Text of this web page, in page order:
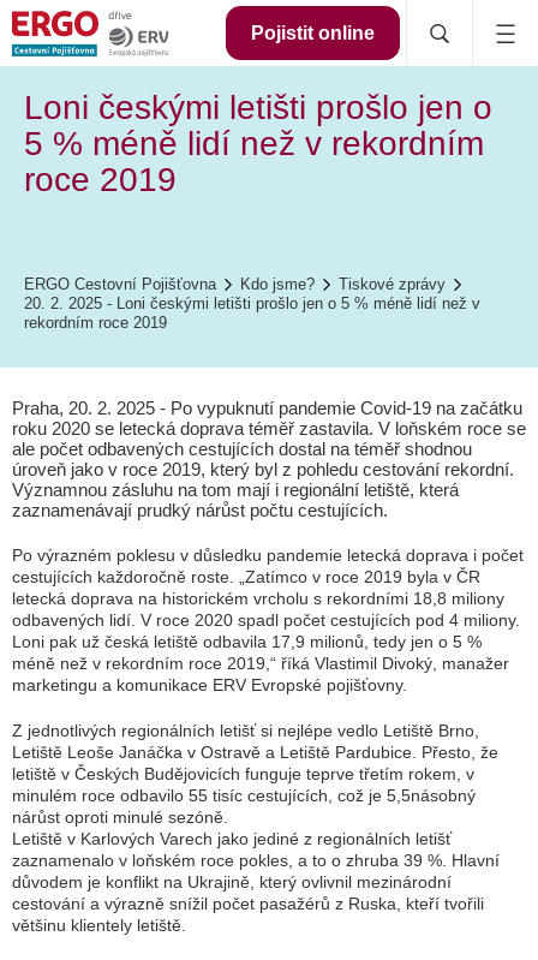
Pojistit online
Loni českými letišti prošlo jen o
5 % méně lidí než v rekordním
roce 2019
ERGO Cestovní Pojišťovna Kdo jsme?
Tiskové zprávy
20. 2. 2025 - Loni českými letišti prošlo jen o 5 % méně lidí než v
rekordním roce 2019
Praha, 20. 2. 2025 - Po vypuknutí pandemie Covid-19 na začátku
roku 2020 se letecká doprava téměř zastavila. V loňském roce se
ale počet odbavených cestujících dostal na téměř shodnou
úroveň jako v roce 2019, který byl z pohledu cestování rekordní.
Významnou zásluhu na tom mají i regionální letiště, která
zaznamenávají prudký nárůst počtu cestujících.
Po výrazném poklesu v důsledku pandemie letecká doprava i počet
cestujících každoročně roste. „Zatímco v roce 2019 byla v ČR
letecká doprava na historickém vrcholu s rekordními 18,8 miliony
odbavených lidí. V roce 2020 spadl počet cestujících pod 4 miliony.
Loni pak už česká letiště odbavila 17,9 milionů, tedy jen o 5 %
méně než v rekordním roce 2019,“ říká Vlastimil Divoký, manažer
marketingu a komunikace ERV Evropské pojišťovny.
Z jednotlivých regionálních letišť si nejlépe vedlo Letiště Brno,
Letiště Leoše Janáčka v Ostravě a Letiště Pardubice. Přesto, že
letiště v Českých Budějovicích funguje teprve třetím rokem, v
minulém roce odbavilo 55 tisíc cestujících, což je 5,5násobný
nárůst oproti minulé sezóně.
Letiště v Karlových Varech jako jediné z regionálních letišť
zaznamenalo v loňském roce pokles, a to o zhruba 39 %. Hlavní
důvodem je konflikt na Ukrajině, který ovlivnil mezinárodní
cestování a výrazně snížil počet pasažérů z Ruska, kteří tvořili
většinu klientely letiště.